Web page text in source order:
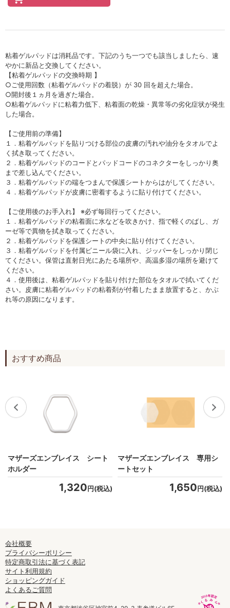
オンラインレッスンチケット
粘着ゲルパッドは消耗品です。下記のうち一つでも該当しましたら、速
やかに新品と交換してください。
【粘着ゲルパッドの交換時期 】
○ご使用回数（粘着ゲルパッドの着脱）が 30 回を超えた場合。
○開封後１ヵ月を過ぎた場合。
○粘着ゲルパッドに粘着力低下、粘着面の乾燥・異常等の劣化症状が発生
した場合。
【ご使用前の準備】
１．粘着ゲルパッドを貼りつける部位の皮膚の汚れや油分をタオルでよ
く拭き取ってください。
２．粘着ゲルパッドのコードとパッドコードのコネクターをしっかり奥
まで差し込んでください。
３．粘着ゲルパッドの端をつまんで保護シートからはがしてください。
４．粘着ゲルパッドが皮膚に密着するように貼り付けてください。
【ご使用後のお手入れ】 ※必ず毎回行ってください。
１．粘着ゲルパッドの粘着面に水などを吹きかけ、指で軽くのばし、ガ
ーゼ等で異物を拭き取ってください。
２．粘着ゲルパッドを保護シートの中央に貼り付けてください。
３．粘着ゲルパッドを付属ビニール袋に入れ、ジッパーをしっかり閉じ
てください。保管は直射日光にあたる場所や、高温多湿の場所を避けて
ください。
４．使用後は、粘着ゲルパッドを貼り付けた部位をタオルで拭いてくだ
さい。皮膚に粘着ゲルパッドの粘着剤が付着したまま放置すると、かぶ
れ等の原因になります。
おすすめ商品
マザーズエンブレイス シート
ホルダー
1,320円(税込)
マザーズエンブレイス 専用シ
ートセット
1,650円(税込)
会社概要
プライバシーポリシー
特定商取引法に基づく表記
サイト利用規約
ショッピングガイド
よくあるご質問